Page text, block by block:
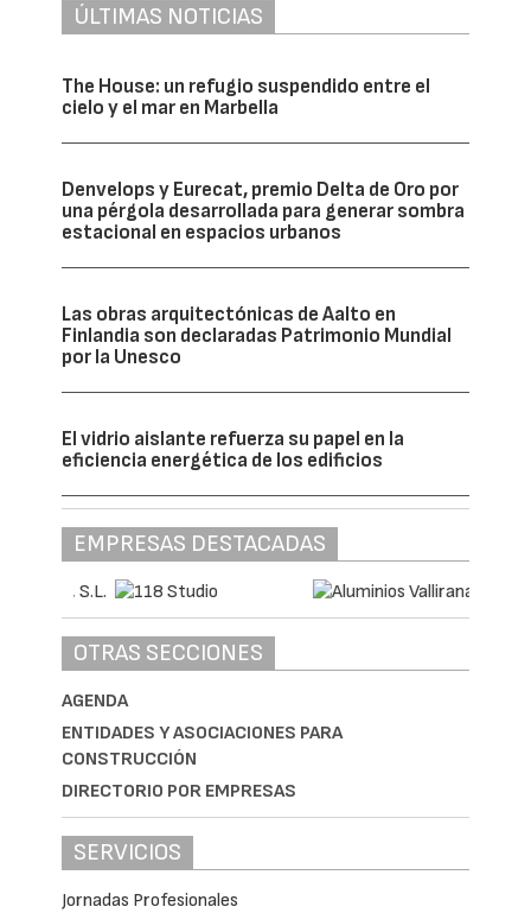
ÚLTIMAS NOTICIAS
The House: un refugio suspendido entre el
cielo y el mar en Marbella
Denvelops y Eurecat, premio Delta de Oro por
una pérgola desarrollada para generar sombra
estacional en espacios urbanos
Las obras arquitectónicas de Aalto en
Finlandia son declaradas Patrimonio Mundial
por la Unesco
El vidrio aislante refuerza su papel en la
eficiencia energética de los edificios
EMPRESAS DESTACADAS
OTRAS SECCIONES
AGENDA
ENTIDADES Y ASOCIACIONES PARA
CONSTRUCCIÓN
DIRECTORIO POR EMPRESAS
SERVICIOS
Jornadas Profesionales